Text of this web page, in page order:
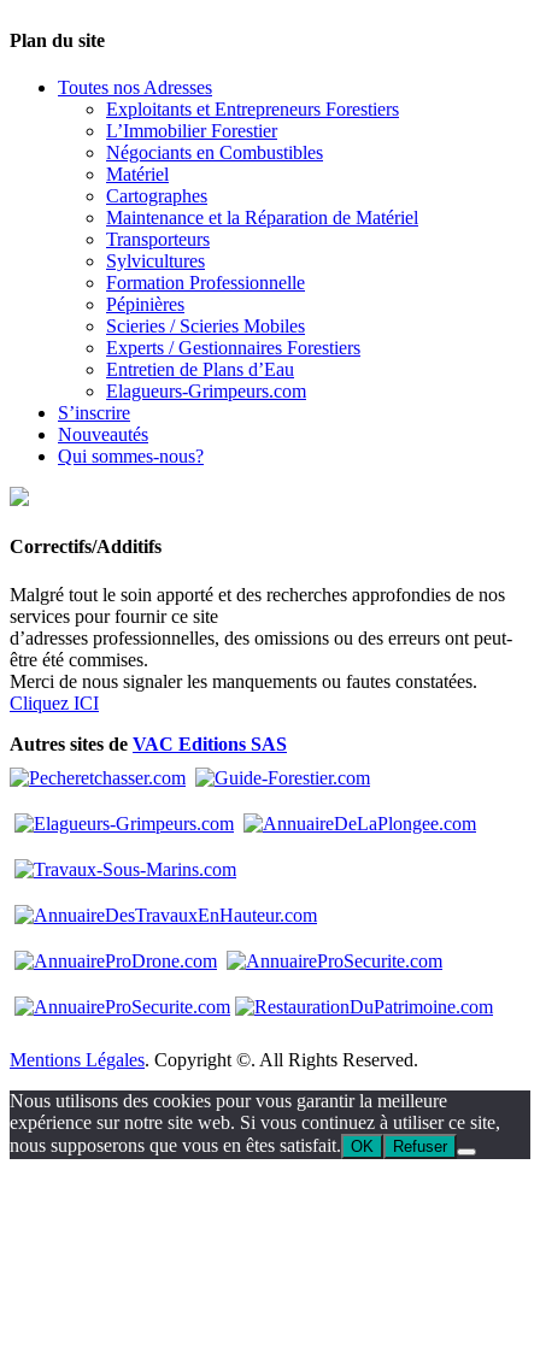
Plan du site
Toutes nos Adresses
Exploitants et Entrepreneurs Forestiers
L’Immobilier Forestier
Négociants en Combustibles
Matériel
Cartographes
Maintenance et la Réparation de Matériel
Transporteurs
Sylvicultures
Formation Professionnelle
Pépinières
Scieries / Scieries Mobiles
Experts / Gestionnaires Forestiers
Entretien de Plans d’Eau
Elagueurs-Grimpeurs.com
S’inscrire
Nouveautés
Qui sommes-nous?
Correctifs/Additifs
Malgré tout le soin apporté et des recherches approfondies de nos
services pour fournir ce site
d’adresses professionnelles, des omissions ou des erreurs ont peut-
être été commises.
Merci de nous signaler les manquements ou fautes constatées.
Cliquez ICI
Autres sites de VAC Editions SAS
Mentions Légales. Copyright ©. All Rights Reserved.
Nous utilisons des cookies pour vous garantir la meilleure
expérience sur notre site web. Si vous continuez à utiliser ce site,
nous supposerons que vous en êtes satisfait. OK Refuser